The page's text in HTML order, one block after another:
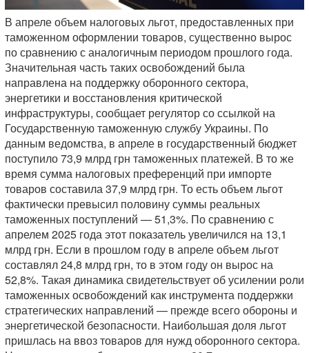
В апреле объем налоговых льгот, предоставленных при
таможенном оформлении товаров, существенно вырос
по сравнению с аналогичным периодом прошлого года.
Значительная часть таких освобождений была
направлена на поддержку оборонного сектора,
энергетики и восстановления критической
инфраструктуры, сообщает регулятор со ссылкой на
Государственную таможенную службу Украины. По
данным ведомства, в апреле в государственный бюджет
поступило 73,9 млрд грн таможенных платежей. В то же
время сумма налоговых преференций при импорте
товаров составила 37,9 млрд грн. То есть объем льгот
фактически превысил половину суммы реальных
таможенных поступлений — 51,3%. По сравнению с
апрелем 2025 года этот показатель увеличился на 13,1
млрд грн. Если в прошлом году в апреле объем льгот
составлял 24,8 млрд грн, то в этом году он вырос на
52,8%. Такая динамика свидетельствует об усилении роли
таможенных освобождений как инструмента поддержки
стратегических направлений — прежде всего обороны и
энергетической безопасности. Наибольшая доля льгот
пришлась на ввоз товаров для нужд оборонного сектора.